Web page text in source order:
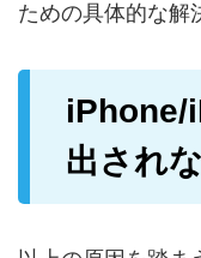
ための具体的な解
iPhone/
出され